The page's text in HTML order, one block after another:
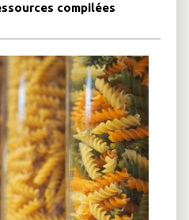
compilées